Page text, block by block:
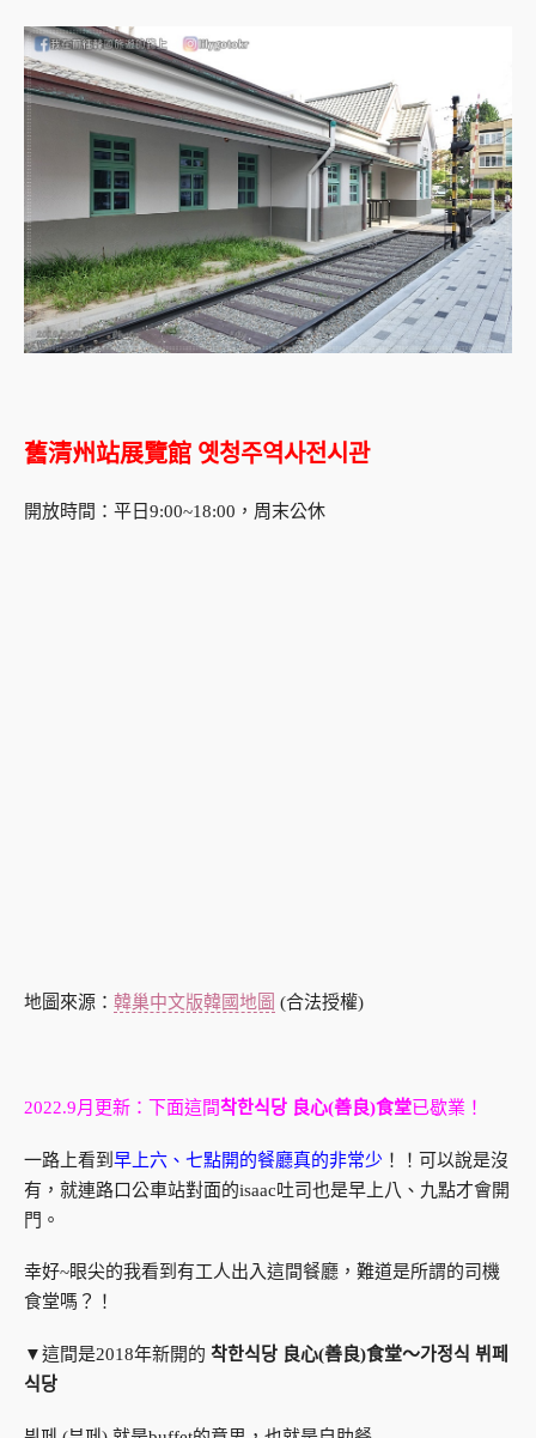
舊清州站展覽館 옛청주역사전시관
開放時間：平日9:00~18:00，周末公休
地圖來源： 韓巢中文版韓國地圖 (合法授權)
2022.9月更新：下面這間착한식당 良心(善良)食堂已歇業！
一路上看到 早上六、七點開的餐廳真的非常少 ！！可以說是沒
有，就連路口公車站對面的isaac吐司也是早上八、九點才會開
門。
幸好~眼尖的我看到有工人出入這間餐廳，難道是所謂的司機
食堂嗎？！
▼這間是2018年新開的 착한식당 良心(善良)食堂～가정식 뷔페
식당